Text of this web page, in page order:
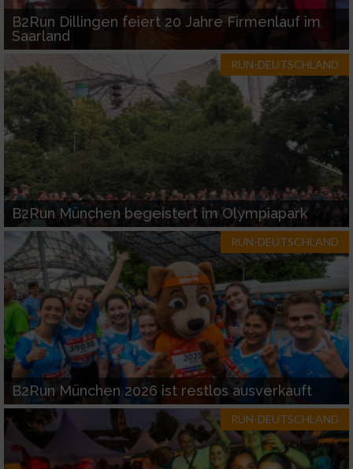
B2Run Dillingen feiert 20 Jahre Firmenlauf im
Saarland
RUN-DEUTSCHLAND
B2Run München begeistert im Olympiapark
RUN-DEUTSCHLAND
B2Run München 2026 ist restlos ausverkauft
RUN-DEUTSCHLAND